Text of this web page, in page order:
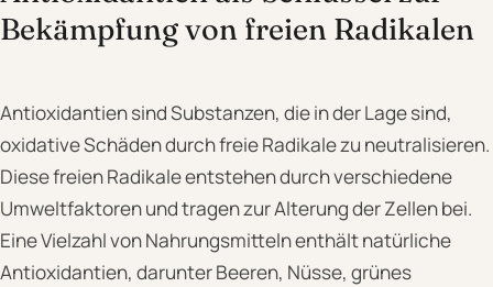
Bekämpfung von freien Radikalen
Antioxidantien sind Substanzen, die in der Lage sind,
oxidative Schäden durch freie Radikale zu neutralisieren.
Diese freien Radikale entstehen durch verschiedene
Umweltfaktoren und tragen zur Alterung der Zellen bei.
Eine Vielzahl von Nahrungsmitteln enthält natürliche
Antioxidantien, darunter Beeren, Nüsse, grünes